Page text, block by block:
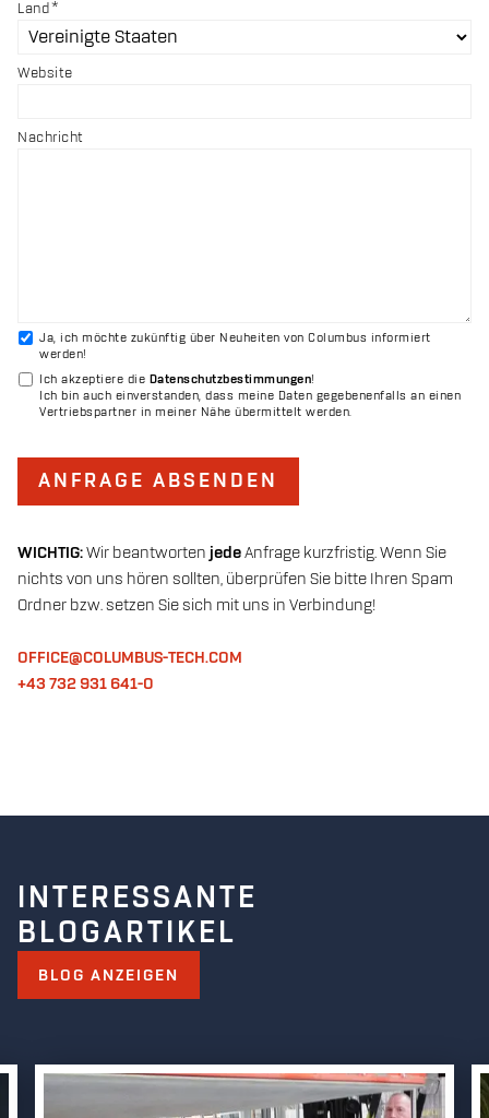
WICHTIG:Wir beantworten jedeAnfrage kurzfristig. Wenn Sie
nichts von uns hören sollten, überprüfen Sie bitte Ihren Spam
Ordner bzw. setzen Sie sich mit uns in Verbindung!
OFFICE@COLUMBUS-TECH.COM
+43 732 931 641-0
Land
Website
Nachricht
Ja, ich möchte zukünftig über Neuheiten von Columbus informiert
werden!
Ich akzeptiere die Datenschutzbestimmungen!
Ich bin auch einverstanden, dass meine Daten gegebenenfalls an einen
Vertriebspartner in meiner Nähe übermittelt werden.
ANFRAGE ABSENDEN
INTERESSANTE
BLOGARTIKEL
BLOG ANZEIGEN